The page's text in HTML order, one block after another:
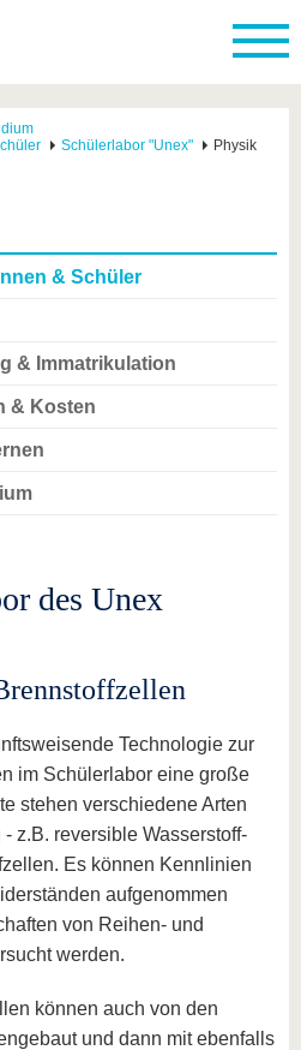
Schülerlabor "Unex" Physik
& Schüler
& Immatrikulation
& Kosten
des Unex
Technologie zur
im Schülerlabor eine große
stehen verschiedene Arten
z.B. reversible Wasserstoff-
Es können Kennlinien
aufgenommen
von Reihen- und
werden.
können auch von den
und dann mit ebenfalls